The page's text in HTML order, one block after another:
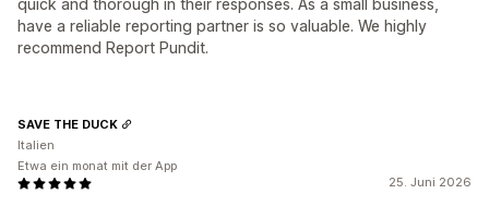
quick and thorough in their responses. As a small business,
have a reliable reporting partner is so valuable. We highly
recommend Report Pundit.
25. Juni 2026
SAVE THE DUCK
Italien
Etwa ein monat mit der App